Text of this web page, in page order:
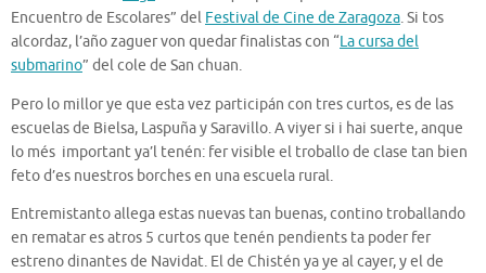
Encuentro de Escolares” del Festival de Cine de Zaragoza. Si tos
alcordaz, l’año zaguer von quedar finalistas con “La cursa del
submarino” del cole de San chuan.
Pero lo millor ye que esta vez participán con tres curtos, es de las
escuelas de Bielsa, Laspuña y Saravillo. A viyer si i hai suerte, anque
lo més important ya’l tenén: fer visible el troballo de clase tan bien
feto d’es nuestros borches en una escuela rural.
Entremistanto allega estas nuevas tan buenas, contino troballando
en rematar es atros 5 curtos que tenén pendients ta poder fer
estreno dinantes de Navidat. El de Chistén ya ye al cayer, y el de